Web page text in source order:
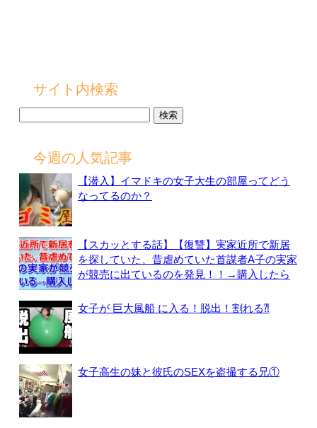
サイト内検索
今週の人気記事
【潜入】イマドキの女子大生の部屋ってどう
なってるのか？
【スカッとする話】【復讐】実家近所で新居
を探していた、昔虐めていた首謀者A子の実家
が競売に出ているのを発見！！→購入したら
女子が 巨大風船 に入る！脱出！割れる⁈
女子高生の妹と彼氏のSEXを盗撮する兄①